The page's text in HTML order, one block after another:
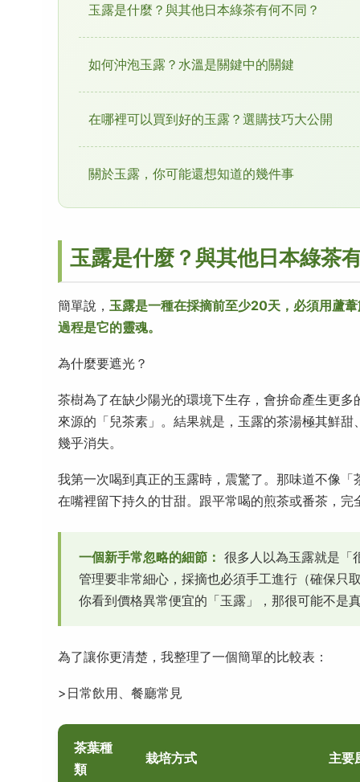
玉露是什麼？與其他日本綠茶有何不同？
如何沖泡玉露？水溫是關鍵中的關鍵
在哪裡可以買到好的玉露？選購技巧大公開
關於玉露，你可能還想知道的幾件事
玉露是什麼？與其他日本綠茶
簡單說， 玉露是一種在採摘前至少20天，必須用蘆
過程是它的靈魂。
為什麼要遮光？
茶樹為了在缺少陽光的環境下生存，會拚命產生更
來源的「兒茶素」。結果就是，玉露的茶湯極其鮮
幾乎消失。
我第一次喝到真正的玉露時，震驚了。那味道不像
在嘴裡留下持久的甘甜。跟平常喝的煎茶或番茶，完
一個新手常忽略的細節： 很多人以為玉露就是「
管理要非常細心，採摘也必須手工進行（確保只
你看到價格異常便宜的「玉露」，那很可能不是
為了讓你更清楚，我整理了一個簡單的比較表：
>日常飲用、餐廳常見
茶葉種
類
栽培方式 主要